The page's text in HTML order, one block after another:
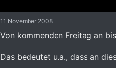
11 November 2008
Von kommenden Freitag an
Das bedeutet u.a., dass an